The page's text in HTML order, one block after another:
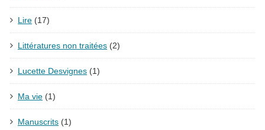
Lire (17)
Littératures non traitées (2)
Lucette Desvignes (1)
Ma vie (1)
Manuscrits (1)